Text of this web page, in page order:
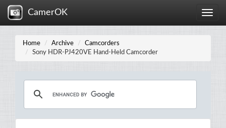
Toggle
CamerOK
Home Archive
Camcorders
Sony HDR-PJ420VE Hand-Held Camcorder